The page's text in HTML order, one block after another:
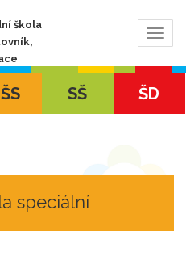
škola
SŠ ŠD
speciální